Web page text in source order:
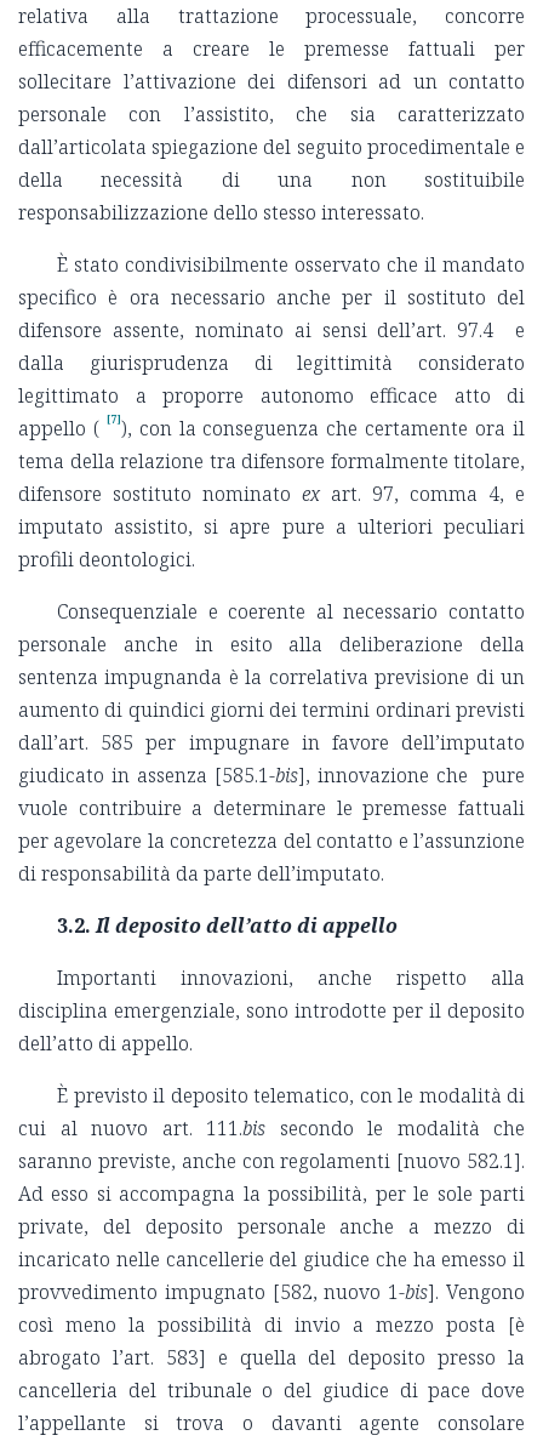
relativa alla trattazione processuale, concorre
efficacemente a creare le premesse fattuali per
sollecitare l’attivazione dei difensori ad un contatto
personale con l’assistito, che sia caratterizzato
dall’articolata spiegazione del seguito procedimentale e
della necessità di una non sostituibile
responsabilizzazione dello stesso interessato.
È stato condivisibilmente osservato che il mandato
specifico è ora necessario anche per il sostituto del
difensore assente, nominato ai sensi dell’art. 97.4 e
dalla giurisprudenza di legittimità considerato
legittimato a proporre autonomo efficace atto di
appello ( [7]), con la conseguenza che certamente ora il
tema della relazione tra difensore formalmente titolare,
difensore sostituto nominato ex art. 97, comma 4, e
imputato assistito, si apre pure a ulteriori peculiari
profili deontologici.
Consequenziale e coerente al necessario contatto
personale anche in esito alla deliberazione della
sentenza impugnanda è la correlativa previsione di un
aumento di quindici giorni dei termini ordinari previsti
dall’art. 585 per impugnare in favore dell’imputato
giudicato in assenza [585.1-bis], innovazione che pure
vuole contribuire a determinare le premesse fattuali
per agevolare la concretezza del contatto e l’assunzione
di responsabilità da parte dell’imputato.
3.2.Il deposito dell’atto di appello
Importanti innovazioni, anche rispetto alla
disciplina emergenziale, sono introdotte per il deposito
dell’atto di appello.
È previsto il deposito telematico, con le modalità di
cui al nuovo art. 111.bis secondo le modalità che
saranno previste, anche con regolamenti [nuovo 582.1].
Ad esso si accompagna la possibilità, per le sole parti
private, del deposito personale anche a mezzo di
incaricato nelle cancellerie del giudice che ha emesso il
provvedimento impugnato [582, nuovo 1-bis]. Vengono
così meno la possibilità di invio a mezzo posta [è
abrogato l’art. 583] e quella del deposito presso la
cancelleria del tribunale o del giudice di pace dove
l’appellante si trova o davanti agente consolare